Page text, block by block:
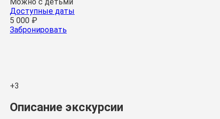
Доступные даты
5 000 ₽
Забронировать
+3
Описание экскурсии